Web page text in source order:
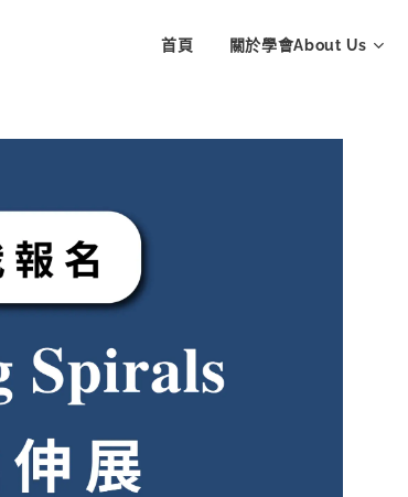
首頁 關於學會About Us